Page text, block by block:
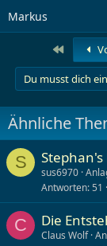
Markus
Erste
Du musst dich
Ähnliche
S
sus6970
Antworten 51
C Die
Claus Wolf